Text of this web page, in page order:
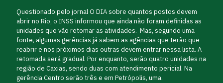
Questionado pelo jornal O DIA sobre quantos postos devem
abrir no Rio, o INSS informou que ainda não foram definidas as
unidades que vão retomar as atividades. Mas, segundo uma
fonte, algumas gerências já sabem as agências que terão que
reabrir e nos próximos dias outras devem entrar nessa lista. A
retomada será gradual. Por enquanto, serão quatro unidades na
região de Caxias, sendo duas com atendimento pericial. Na
gerência Centro serão três e em Petrópolis, uma.